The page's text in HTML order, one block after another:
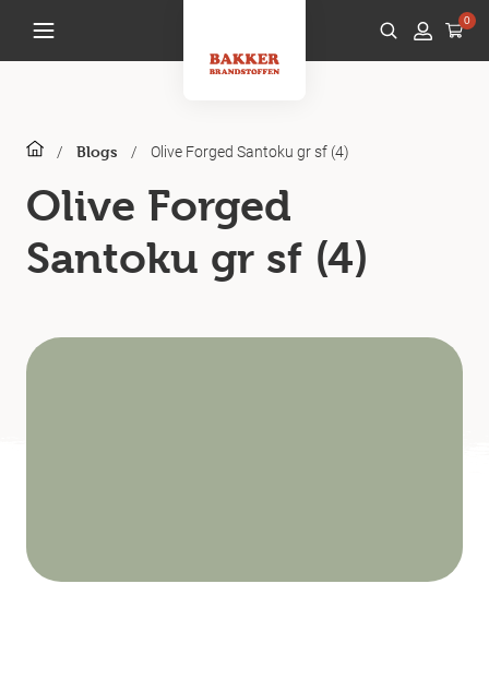
0
/ Blogs / Olive Forged Santoku gr sf (4)
Olive Forged
Santoku gr sf (4)